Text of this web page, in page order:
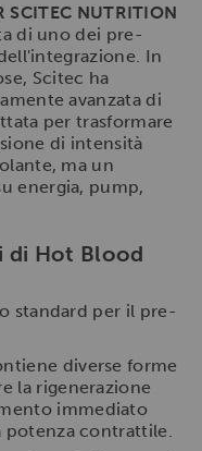
SCITEC NUTRITION
di uno dei pre-
In
Scitec ha
avanzata di
per trasformare
di intensità
ma un
energia, pump,
di Hot Blood
standard per il pre-
diverse forme
la rigenerazione
immediato
potenza contrattile.